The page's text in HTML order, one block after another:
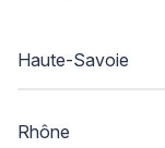
Haute-Savoie
Rhône